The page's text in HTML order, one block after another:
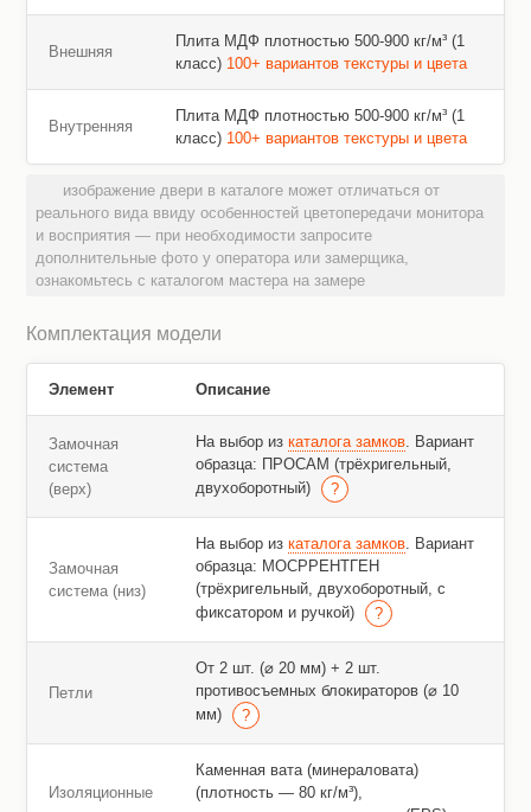
Внешняя
Плита МДФ плотностью 500-900 кг/м³ (1
класс) 100+ вариантов текстуры и цвета
Внутренняя
Плита МДФ плотностью 500-900 кг/м³ (1
класс) 100+ вариантов текстуры и цвета
изображение двери в каталоге может отличаться от
реального вида ввиду особенностей цветопередачи монитора
и восприятия — при необходимости запросите
дополнительные фото у оператора или замерщика,
ознакомьтесь с каталогом мастера на замере
Комплектация модели
Элемент Описание
Замочная
система
(верх)
На выбор из каталога замков. Вариант
образца: ПРОСАМ (трёхригельный,
двухоборотный)
Замочная
система (низ)
На выбор из каталога замков. Вариант
образца: МОСРРЕНТГЕН
(трёхригельный, двухоборотный, с
фиксатором и ручкой)
Петли
От 2 шт. (⌀ 20 мм) + 2 шт.
противосъемных блокираторов (⌀ 10
мм)
Изоляционные
Каменная вата (минераловата)
(плотность — 80 кг/м³),